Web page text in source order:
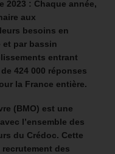
2023 : Chaque année,
aux
besoins en
et par bassin
entrant
424 000 réponses
la France entière.
(BMO) est une
l’ensemble des
du Crédoc. Cette
des